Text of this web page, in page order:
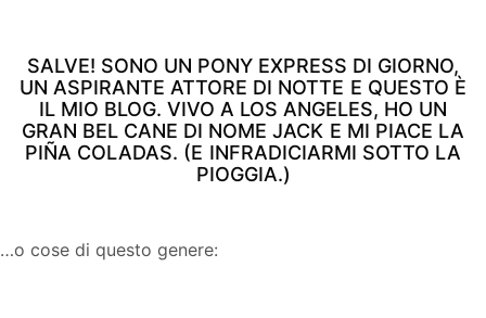
SALVE! SONO UN PONY EXPRESS DI GIORNO,
UN ASPIRANTE ATTORE DI NOTTE E QUESTO È
IL MIO BLOG. VIVO A LOS ANGELES, HO UN
GRAN BEL CANE DI NOME JACK E MI PIACE LA
PIÑA COLADAS. (E INFRADICIARMI SOTTO LA
PIOGGIA.)
…o cose di questo genere: